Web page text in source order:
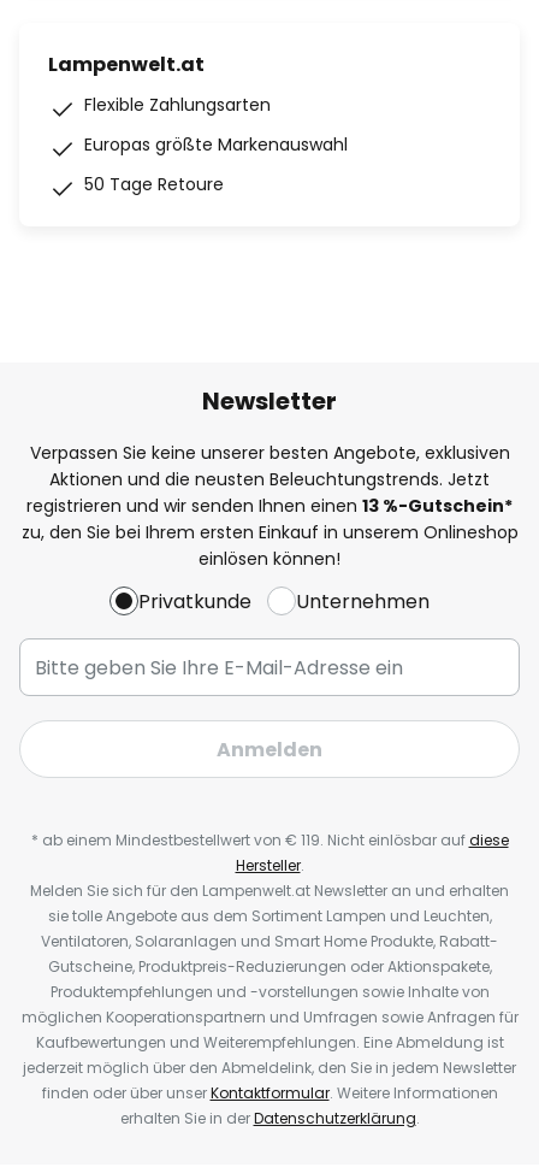
Lampenwelt.at
Flexible Zahlungsarten
Europas größte Markenauswahl
50 Tage Retoure
Newsletter
Verpassen Sie keine unserer besten Angebote, exklusiven
Aktionen und die neusten Beleuchtungstrends. Jetzt
registrieren und wir senden Ihnen einen 13 %-Gutschein*
zu, den Sie bei Ihrem ersten Einkauf in unserem Onlineshop
einlösen können!
Privatkunde Unternehmen
Anmelden
* ab einem Mindestbestellwert von € 119. Nicht einlösbar aufdiese
Hersteller.
Melden Sie sich für den Lampenwelt.at Newsletter an und erhalten
sie tolle Angebote aus dem Sortiment Lampen und Leuchten,
Ventilatoren, Solaranlagen und Smart Home Produkte, Rabatt-
Gutscheine, Produktpreis-Reduzierungen oder Aktionspakete,
Produktempfehlungen und -vorstellungen sowie Inhalte von
möglichen Kooperationspartnern und Umfragen sowie Anfragen für
Kaufbewertungen und Weiterempfehlungen. Eine Abmeldung ist
jederzeit möglich über den Abmeldelink, den Sie in jedem Newsletter
finden oder über unserKontaktformular. Weitere Informationen
erhalten Sie in derDatenschutzerklärung.